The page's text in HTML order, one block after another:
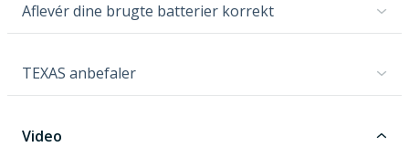
Aflevér dine brugte batterier korrekt
TEXAS anbefaler
Video